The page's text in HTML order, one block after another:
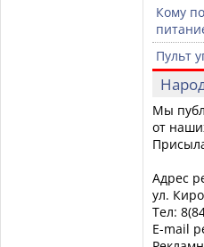
Кому
Пульт
Мы
от
Адрес
ул.
Тел:
E-mail